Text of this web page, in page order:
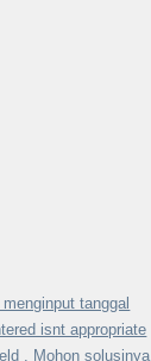
tanggal
isnt appropriate
. Mohon solusinya.